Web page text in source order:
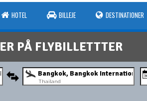
HOTEL BILLEJE DESTINATIONER
PÅ FLYBILLETTTER
Thailand